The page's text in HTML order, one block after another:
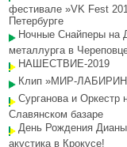
фестивале »VK Fest
Петербурге
Ночные Снайперы на
металлурга в
НАШЕСТВИЕ-2019
Клип »МИР-
Сурганова и Оркестр
Славянском базаре
День Рождения
акустика в Крокусе!